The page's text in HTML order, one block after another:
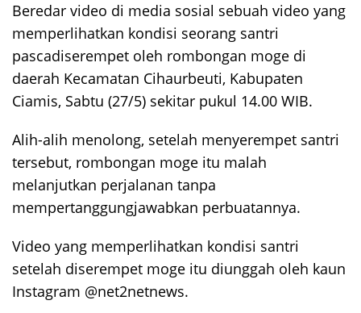
Beredar video di media sosial sebuah video yang
memperlihatkan kondisi seorang santri
pascadiserempet oleh rombongan moge di
daerah Kecamatan Cihaurbeuti, Kabupaten
Ciamis, Sabtu (27/5) sekitar pukul 14.00 WIB.
Alih-alih menolong, setelah menyerempet santri
tersebut, rombongan moge itu malah
melanjutkan perjalanan tanpa
mempertanggungjawabkan perbuatannya.
Video yang memperlihatkan kondisi santri
setelah diserempet moge itu diunggah oleh kaun
Instagram @net2netnews.